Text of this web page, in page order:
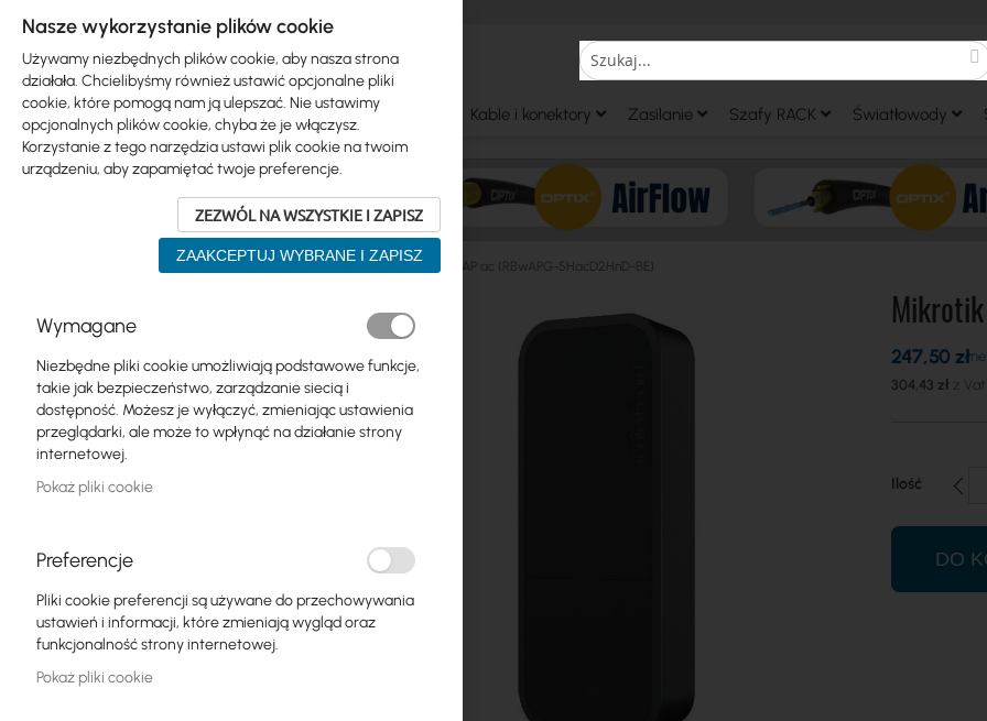
Search
Ubiquiti Mikrotik WiFi & SOHO Kable i konektory Zasilanie Szafy RACK Światłowody
Mikrotik wAP ac (RBwAPG-5HacD2HnD-BE)
Skip
product
list
Ubiquiti
Mikrotik
WiFi & SOHO
Anteny
Switch
Punkty dostępowe
Kable koncentryczne
Zasilanie
na
galerii
Mikrotik
304,43 zł
247,50 zł
Ilość
DO
Nasze wykorzystanie plików cookie
Używamy niezbędnych plików cookie, aby nasza strona
działała. Chcielibyśmy również ustawić opcjonalne pliki
cookie, które pomogą nam ją ulepszać. Nie ustawimy
opcjonalnych plików cookie, chyba że je włączysz.
Korzystanie z tego narzędzia ustawi plik cookie na twoim
urządzeniu, aby zapamiętać twoje preferencje.
ZEZWÓL NA WSZYSTKIE I ZAPISZ
ZAAKCEPTUJ WYBRANE I ZAPISZ
Wymagane
Niezbędne pliki cookie umożliwiają podstawowe funkcje,
takie jak bezpieczeństwo, zarządzanie siecią i
dostępność. Możesz je wyłączyć, zmieniając ustawienia
przeglądarki, ale może to wpłynąć na działanie strony
internetowej.
Pokaż pliki cookie
Preferencje
Pliki cookie preferencji są używane do przechowywania
ustawień i informacji, które zmieniają wygląd oraz
funkcjonalność strony internetowej.
Pokaż pliki cookie